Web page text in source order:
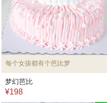
每个女孩都有个芭比梦
梦幻芭比
¥198